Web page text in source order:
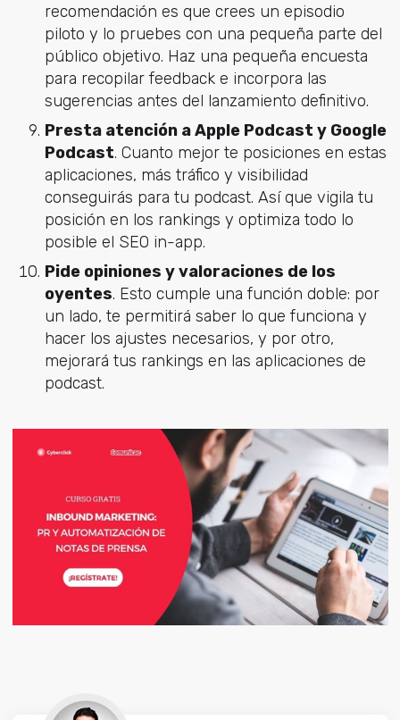
recomendación es que crees un episodio
piloto y lo pruebes con una pequeña parte del
público objetivo. Haz una pequeña encuesta
para recopilar feedback e incorpora las
sugerencias antes del lanzamiento definitivo.
Presta atención a Apple Podcast y Google
Podcast. Cuanto mejor te posiciones en estas
aplicaciones, más tráfico y visibilidad
conseguirás para tu podcast. Así que vigila tu
posición en los rankings y optimiza todo lo
posible el SEO in-app.
Pide opiniones y valoraciones de los
oyentes. Esto cumple una función doble: por
un lado, te permitirá saber lo que funciona y
hacer los ajustes necesarios, y por otro,
mejorará tus rankings en las aplicaciones de
podcast.